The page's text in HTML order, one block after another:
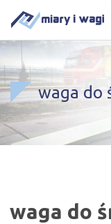
waga do
waga do